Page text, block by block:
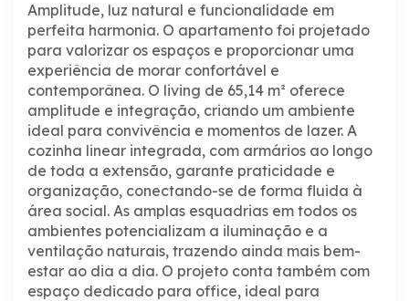
Amplitude, luz natural e funcionalidade em
perfeita harmonia. O apartamento foi projetado
para valorizar os espaços e proporcionar uma
experiência de morar confortável e
contemporânea. O living de 65,14 m² oferece
amplitude e integração, criando um ambiente
ideal para convivência e momentos de lazer. A
cozinha linear integrada, com armários ao longo
de toda a extensão, garante praticidade e
organização, conectando-se de forma fluida à
área social. As amplas esquadrias em todos os
ambientes potencializam a iluminação e a
ventilação naturais, trazendo ainda mais bem-
estar ao dia a dia. O projeto conta também com
espaço dedicado para office, ideal para